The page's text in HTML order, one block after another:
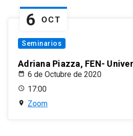
6 OCT
Seminarios
Adriana Piazza, FEN-
6 de Octubre de 2020
17:00
Zoom